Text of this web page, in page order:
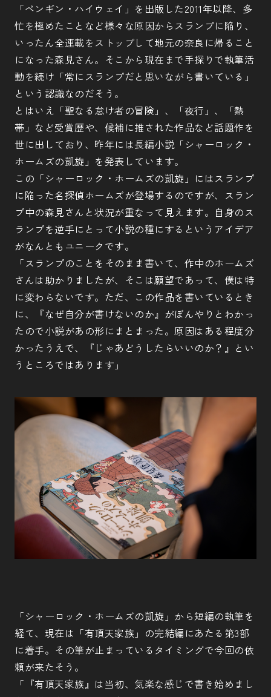
「ペンギン・ハイウェイ」を出版した2011年以降、多
忙を極めたことなど様々な原因からスランプに陥り、
いったん全連載をストップして地元の奈良に帰ること
になった森見さん。そこから現在まで手探りで執筆活
動を続け「常にスランプだと思いながら書いている」
という認識なのだそう。
とはいえ「聖なる怠け者の冒険」、「夜行」、「熱
帯」など受賞歴や、候補に推された作品など話題作を
世に出しており、昨年には長編小説「シャーロック・
ホームズの凱旋」を発表しています。
この「シャーロック・ホームズの凱旋」にはスランプ
に陥った名探偵ホームズが登場するのですが、スラン
プ中の森見さんと状況が重なって見えます。自身のス
ランプを逆手にとって小説の種にするというアイデア
がなんともユニークです。
「スランプのことをそのまま書いて、作中のホームズ
さんは助かりましたが、そこは願望であって、僕は特
に変わらないです。ただ、この作品を書いているとき
に、『なぜ自分が書けないのか』がぼんやりとわかっ
たので小説があの形にまとまった。原因はある程度分
かったうえで、『じゃあどうしたらいいのか？』とい
うところではあります」
「シャーロック・ホームズの凱旋」から短編の執筆を
経て、現在は「有頂天家族」の完結編にあたる第3部
に着手。その筆が止まっているタイミングで今回の依
頼が来たそう。
「『有頂天家族』は当初、気楽な感じで書き始めまし